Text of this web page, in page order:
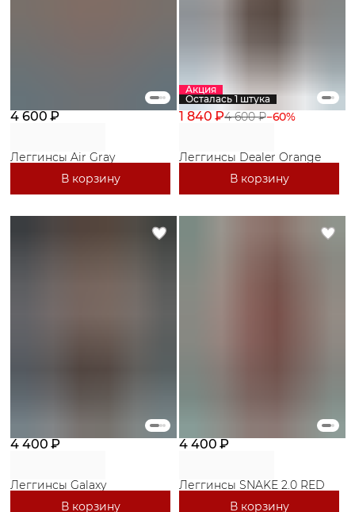
4 600 ₽
Леггинсы Air Gray
В корзину
Акция
Осталась 1 штука
1 840 ₽4 600 ₽−60%
Леггинсы Dealer Orange
В корзину
4 400 ₽
Леггинсы Galaxy
В корзину
4 400 ₽
Леггинсы SNAKE 2.0 RED
В корзину